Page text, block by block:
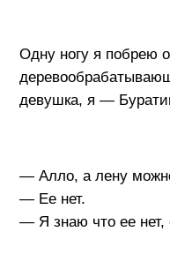
Одну ногу я побрею
девушка, я —
— Алло, а лену
— Ее нет.
— Я знаю что ее